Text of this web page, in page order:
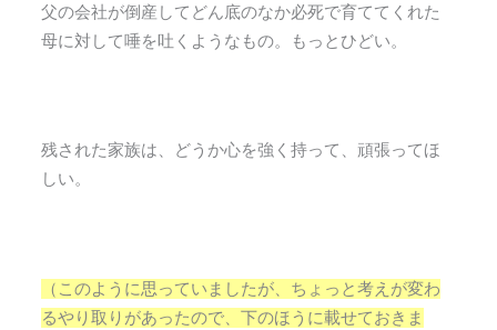
父の会社が倒産してどん底のなか必死で育ててくれた
母に対して唾を吐くようなもの。もっとひどい。
残された家族は、どうか心を強く持って、頑張ってほ
しい。
（このように思っていましたが、ちょっと考えが変わ
るやり取りがあったので、下のほうに載せておきま